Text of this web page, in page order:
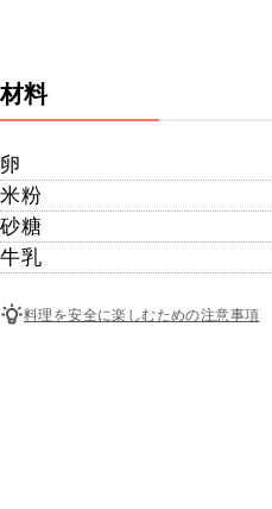
材料
卵
米粉
砂糖
牛乳
料理を安全に楽しむための注意事項